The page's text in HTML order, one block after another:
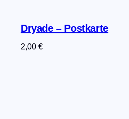
Dryade – Postkarte
2,00€